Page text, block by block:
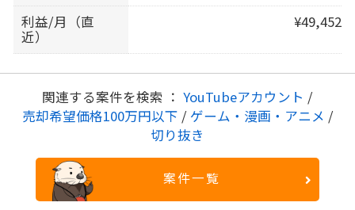
利益/月（直
近）
¥49,452
関連する案件を検索 ： YouTubeアカウント /
売却希望価格100万円以下 / ゲーム・漫画・アニメ /
切り抜き
案件一覧